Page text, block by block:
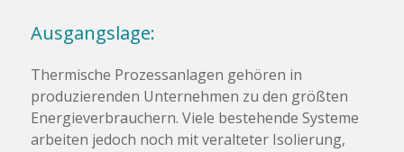
Ausgangslage:
Thermische Prozessanlagen gehören in
produzierenden Unternehmen zu den größten
Energieverbrauchern. Viele bestehende Systeme
arbeiten jedoch noch mit veralteter Isolierung,